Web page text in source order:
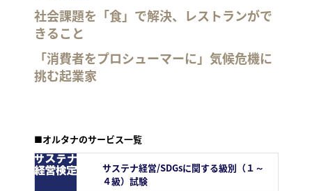
社会課題を「食」で解決、レストランがで
きること
「消費者をプロシューマーに」気候危機に
挑む起業家
■オルタナのサービス一覧
サステナ経営/SDGsに関する級別（１～
４級）試験